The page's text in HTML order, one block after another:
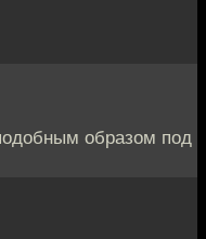
образом под